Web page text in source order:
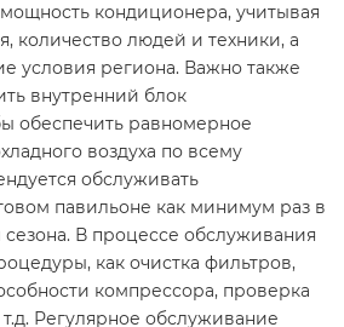
кондиционера, учитывая
количество людей и техники, а
условия региона. Важно также
внутренний блок
обеспечить равномерное
воздуха по всему
обслуживать
павильоне как минимум раз в
В процессе обслуживания
как очистка фильтров,
компрессора, проверка
т.д. Регулярное обслуживание